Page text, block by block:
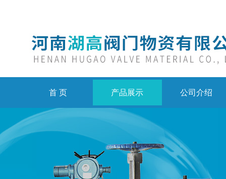
首 页 产品展示 公司介绍